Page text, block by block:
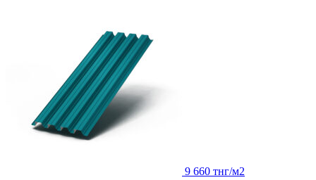
9 660 тнг/м2